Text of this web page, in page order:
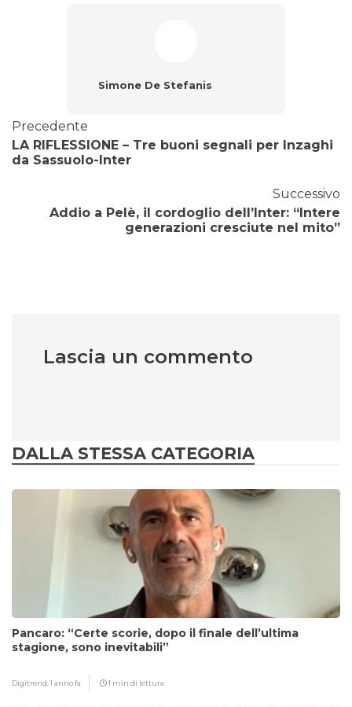
Simone De Stefanis
Precedente
LA RIFLESSIONE – Tre buoni segnali per Inzaghi
da Sassuolo-Inter
Successivo
Addio a Pelè, il cordoglio dell’Inter: “Intere
generazioni cresciute nel mito”
Lascia un commento
DALLA STESSA CATEGORIA
Pancaro: “Certe scorie, dopo il finale dell’ultima
stagione, sono inevitabili”
Digitrend,1 anno fa 1 min di lettura